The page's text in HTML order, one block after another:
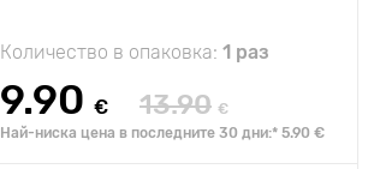
Количество в опаковка: 1 раз
9.90 € 13.90 €
Най-ниска цена в последните 30 дни:* 5.90 €